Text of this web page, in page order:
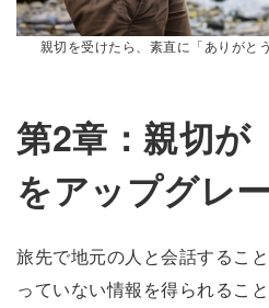
親切を受けたら、素直に「ありがと
第2章：親切が
をアップグレ
旅先で地元の人と会話するこ
っていない情報を得られるこ